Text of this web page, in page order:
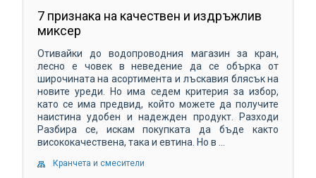
7 признака на качествен и издръжлив
миксер
Отивайки до водопроводния магазин за кран,
лесно е човек в неведение да се обърка от
широчината на асортимента и лъскавия блясък на
новите уреди. Но има седем критерия за избор,
като се има предвид, който можете да получите
наистина удобен и надежден продукт. Разходи
Разбира се, искам покупката да бъде както
висококачествена, така и евтина. Но в ...
Кранчета и смесители